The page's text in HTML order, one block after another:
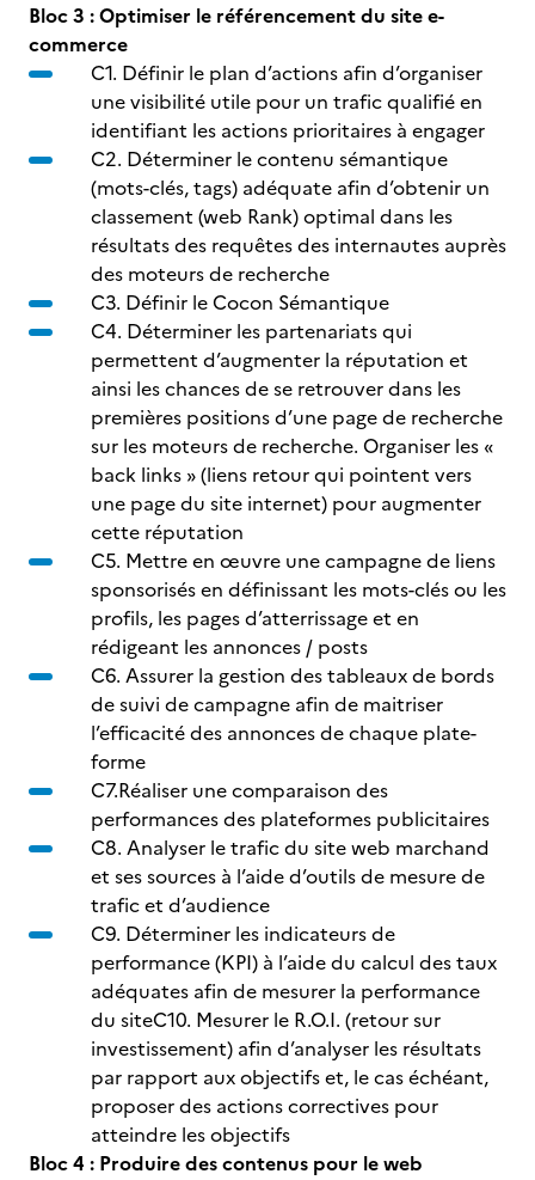
Bloc 3 : Optimiser le référencement du site e-
commerce
C1. Définir le plan d’actions afin d’organiser
une visibilité utile pour un trafic qualifié en
identifiant les actions prioritaires à engager
C2. Déterminer le contenu sémantique
(mots-clés, tags) adéquate afin d’obtenir un
classement (web Rank) optimal dans les
résultats des requêtes des internautes auprès
des moteurs de recherche
C3. Définir le Cocon Sémantique
C4. Déterminer les partenariats qui
permettent d’augmenter la réputation et
ainsi les chances de se retrouver dans les
premières positions d’une page de recherche
sur les moteurs de recherche. Organiser les «
back links » (liens retour qui pointent vers
une page du site internet) pour augmenter
cette réputation
C5. Mettre en œuvre une campagne de liens
sponsorisés en définissant les mots-clés ou les
profils, les pages d’atterrissage et en
rédigeant les annonces / posts
C6. Assurer la gestion des tableaux de bords
de suivi de campagne afin de maitriser
l’efficacité des annonces de chaque plate-
forme
C7.Réaliser une comparaison des
performances des plateformes publicitaires
C8. Analyser le trafic du site web marchand
et ses sources à l’aide d’outils de mesure de
trafic et d’audience
C9. Déterminer les indicateurs de
performance (KPI) à l’aide du calcul des taux
adéquates afin de mesurer la performance
du siteC10. Mesurer le R.O.I. (retour sur
investissement) afin d’analyser les résultats
par rapport aux objectifs et, le cas échéant,
proposer des actions correctives pour
atteindre les objectifs
Bloc 4 : Produire des contenus pour le web